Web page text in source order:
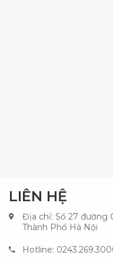
LIÊN HỆ
Địa chỉ: Số 27 đường
Thành Phố Hà Nội
Hotline: